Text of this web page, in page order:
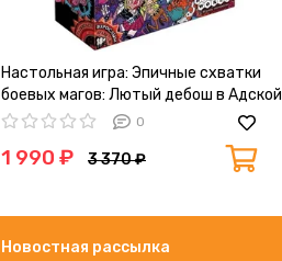
Настольная игра: Эпичные схватки
боевых магов: Лютый дебош в Адской
школе
0
1 990 ₽ 3 370 ₽
Новостная рассылка